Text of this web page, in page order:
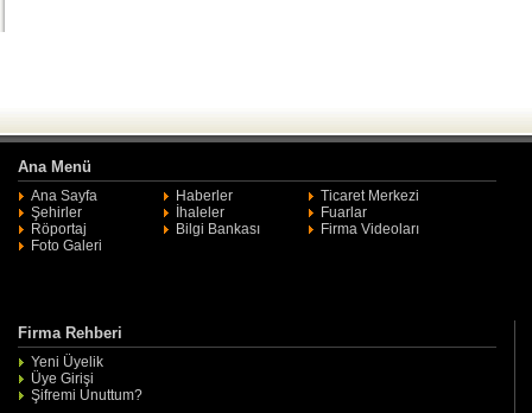
Ana Menü
Ana Sayfa Haberler
Ticaret Merkezi
Şehirler
İhaleler
Fuarlar
Röportaj
Bilgi Bankası
Firma Videoları
Foto Galeri
Firma Rehberi
Yeni Üyelik
Üye Girişi
Şifremi Unuttum?